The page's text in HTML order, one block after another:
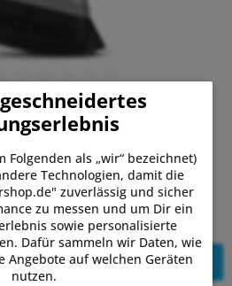
699,99 € (7% gespart)
- Do, 13.08.
In denWarenkorb
Folgenden als „wir“ bezeichnet)
Technologien, damit die
zuverlässig und sicher
zu messen und um Dir ein
sowie personalisierte
Dafür sammeln wir Daten, wie
Angebote auf welchen Geräten
nutzen.